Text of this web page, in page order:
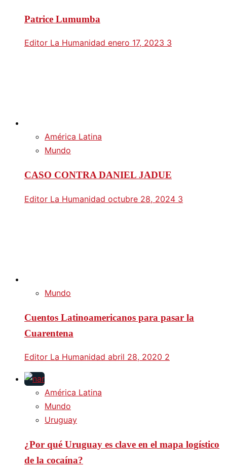
Patrice Lumumba
Editor La Humanidad enero 17, 2023 3
América Latina
Mundo
CASO CONTRA DANIEL JADUE
Editor La Humanidad octubre 28, 2024 3
Mundo
Cuentos Latinoamericanos para pasar la
Cuarentena
Editor La Humanidad abril 28, 2020 2
América Latina
Mundo
Uruguay
¿Por qué Uruguay es clave en el mapa logístico
de la cocaína?